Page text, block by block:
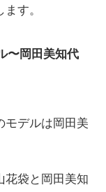
す。
〜岡田美知代
モデルは岡田美
花袋と岡田美知